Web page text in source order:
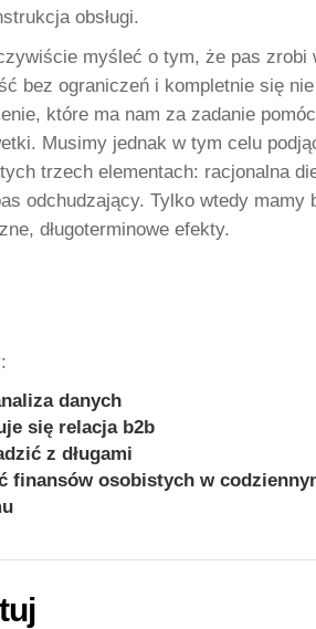
obsługi.
myśleć o tym, że pas zrobi
bez ograniczeń i kompletnie się
które ma nam za zadanie
Musimy jednak w tym celu
trzech elementach: racjonalna
odchudzający. Tylko wtedy mamy
długoterminowe efekty.
danych
się relacja b2b
z długami
finansów osobistych w